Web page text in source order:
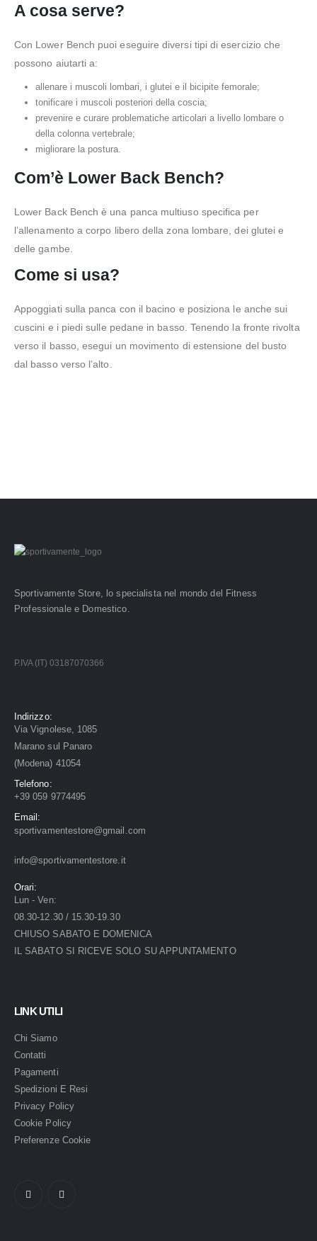
A cosa serve?
Con Lower Bench puoi eseguire diversi tipi di esercizio che
possono aiutarti a:
allenare i muscoli lombari, i glutei e il bicipite femorale;
tonificare i muscoli posteriori della coscia;
prevenire e curare problematiche articolari a livello lombare o
della colonna vertebrale;
migliorare la postura.
Com’è Lower Back Bench?
Lower Back Bench è una panca multiuso specifica per
l’allenamento a corpo libero della zona lombare, dei glutei e
delle gambe.
Come si usa?
Appoggiati sulla panca con il bacino e posiziona le anche sui
cuscini e i piedi sulle pedane in basso. Tenendo la fronte rivolta
verso il basso, esegui un movimento di estensione del busto
dal basso verso l’alto.
Sportivamente Store, lo specialista nel mondo del Fitness
Professionale e Domestico.
P.IVA (IT) 03187070366
Indirizzo:
Via Vignolese, 1085
Marano sul Panaro
(Modena) 41054
Telefono:
+39 059 9774495
Email:
sportivamentestore@gmail.com
info@sportivamentestore.it
Orari:
Lun - Ven:
08.30-12.30 / 15.30-19.30
CHIUSO SABATO E DOMENICA
IL SABATO SI RICEVE SOLO SU APPUNTAMENTO
LINK UTILI
Chi Siamo
Contatti
Pagamenti
Spedizioni E Resi
Privacy Policy
Cookie Policy
Preferenze Cookie